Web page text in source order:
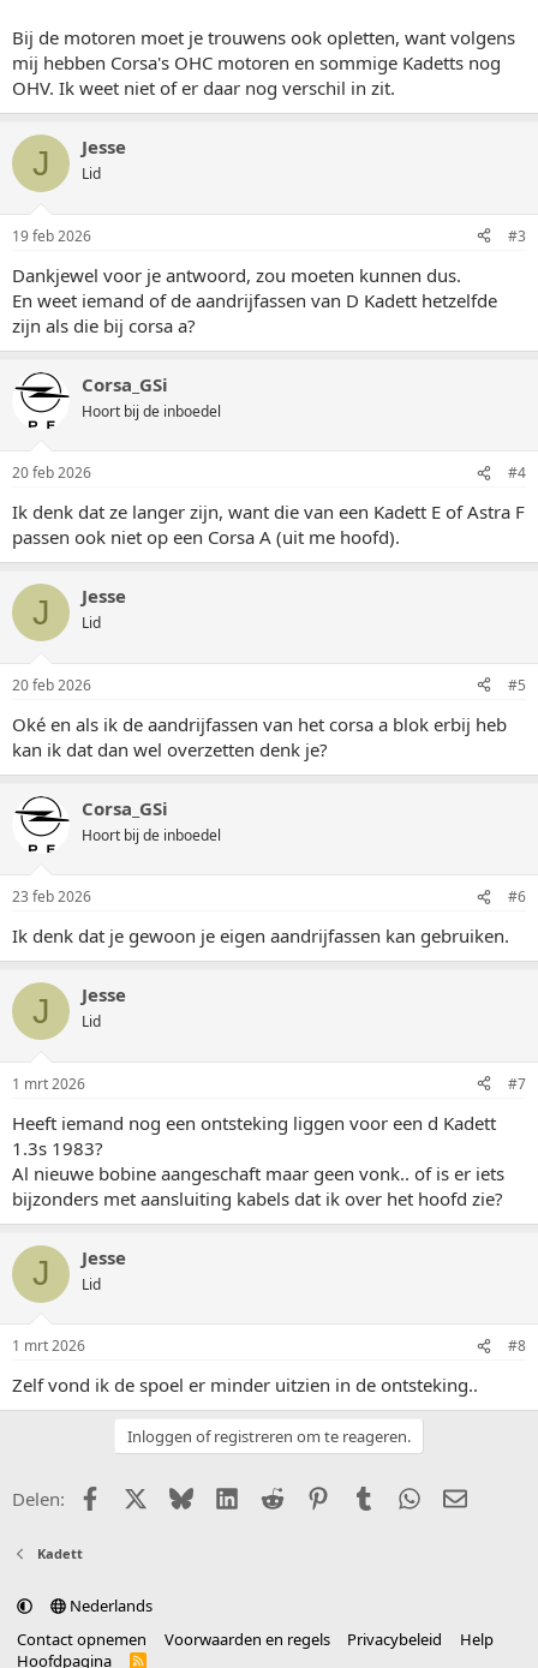
Bij de motoren moet je trouwens ook opletten, want volgens
mij hebben Corsa's OHC motoren en sommige Kadetts nog
OHV. Ik weet niet of er daar nog verschil in zit.
J Jesse
Lid
19 feb 2026 #3
Dankjewel voor je antwoord, zou moeten kunnen dus.
En weet iemand of de aandrijfassen van D Kadett hetzelfde
zijn als die bij corsa a?
Corsa_GSi
Hoort bij de inboedel
20 feb 2026 #4
Ik denk dat ze langer zijn, want die van een Kadett E of Astra F
passen ook niet op een Corsa A (uit me hoofd).
J Jesse
Lid
20 feb 2026 #5
Oké en als ik de aandrijfassen van het corsa a blok erbij heb
kan ik dat dan wel overzetten denk je?
Corsa_GSi
Hoort bij de inboedel
23 feb 2026 #6
Ik denk dat je gewoon je eigen aandrijfassen kan gebruiken.
J Jesse
Lid
1 mrt 2026 #7
Heeft iemand nog een ontsteking liggen voor een d Kadett
1.3s 1983?
Al nieuwe bobine aangeschaft maar geen vonk.. of is er iets
bijzonders met aansluiting kabels dat ik over het hoofd zie?
J Jesse
Lid
1 mrt 2026 #8
Zelf vond ik de spoel er minder uitzien in de ontsteking..
Inloggen of registreren om te reageren.
Delen: FacebookX (Twitter)
BlueskyLinkedIn
Reddit PinterestTumblr WhatsApp
E-mail
Kadett
Nederlands
Contact opnemen
Voorwaarden en regels Privacybeleid
Help
Hoofdpagina
R